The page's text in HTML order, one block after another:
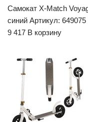
Самокат X-Match
синий Артикул: 649075
9 417 В корзину